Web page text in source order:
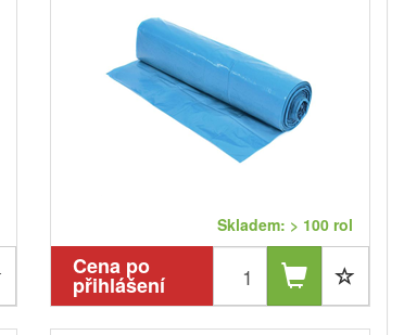
Skladem: > 100 rol
Cena po
přihlášení